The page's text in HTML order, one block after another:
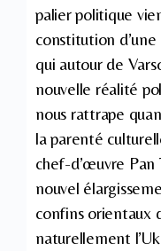
palier politique
constitution
qui autour de
nouvelle réalité
nous rattrape
la parenté
chef-d’œuvre Pan
nouvel
confins orientaux
naturellement